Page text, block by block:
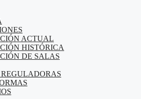
ACTUAL
HISTÓRICA
DE SALAS